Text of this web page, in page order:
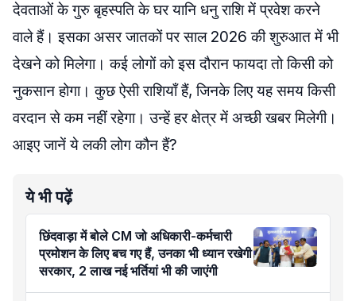
देवताओं के गुरु बृहस्पति के घर यानि धनु राशि में प्रवेश करने
वाले हैं। इसका असर जातकों पर साल 2026 की शुरुआत में भी
देखने को मिलेगा। कई लोगों को इस दौरान फायदा तो किसी को
नुकसान होगा। कुछ ऐसी राशियाँ हैं, जिनके लिए यह समय किसी
वरदान से कम नहीं रहेगा। उन्हें हर क्षेत्र में अच्छी खबर मिलेगी।
आइए जानें ये लकी लोग कौन हैं?
ये भी पढ़ें
छिंदवाड़ा में बोले CM जो अधिकारी-कर्मचारी
प्रमोशन के लिए बच गए हैं, उनका भी ध्यान रखेगी
सरकार, 2 लाख नई भर्तियां भी की जाएंगी